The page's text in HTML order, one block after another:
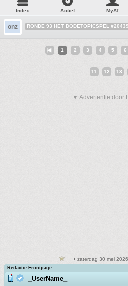
Index Actief MyAT
onz RONDE 93 HET DODETOPICSPEL #20439
1 2 3 4 5 6
11 12 13
▼ Advertentie door
• zaterdag 30 mei
Redactie Frontpage
_UserName_